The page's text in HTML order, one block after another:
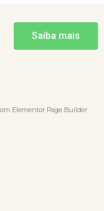
Saiba mais
Elementor Page Builder